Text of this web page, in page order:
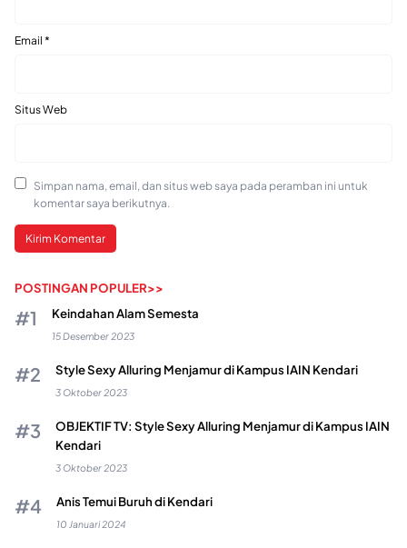
Email *
Situs Web
Simpan nama, email, dan situs web saya pada peramban ini untuk
komentar saya berikutnya.
POSTINGAN POPULER>>
Keindahan Alam Semesta
15 Desember 2023
Style Sexy Alluring Menjamur di Kampus IAIN Kendari
3 Oktober 2023
OBJEKTIF TV: Style Sexy Alluring Menjamur di Kampus IAIN
Kendari
3 Oktober 2023
Anis Temui Buruh di Kendari
10 Januari 2024